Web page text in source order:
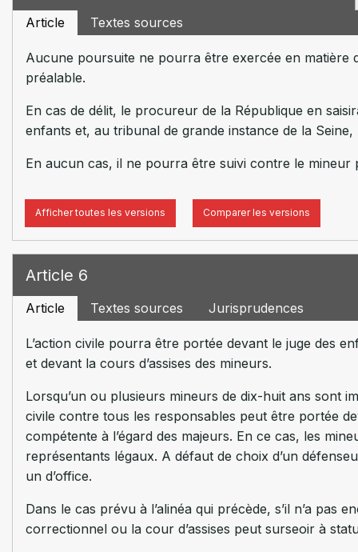
Article Textes sources
Aucune poursuite ne pourra être exercée en matière
préalable.
En cas de délit, le procureur de la République en
enfants et, au tribunal de grande instance de la
En aucun cas, il ne pourra être suivi contre le
Afficher toutes les versions Comparer les versions
Article 6
Article Textes sources Jurisprudences
L’action civile pourra être portée devant le juge des
et devant la cours d’assises des mineurs.
Lorsqu’un ou plusieurs mineurs de dix-huit ans sont
civile contre tous les responsables peut être portée
compétente à l’égard des majeurs. En ce cas, les
représentants légaux. A défaut de choix d’un
un d’office.
Dans le cas prévu à l’alinéa qui précède, s’il n’a pas
correctionnel ou la cour d’assises peut surseoir à